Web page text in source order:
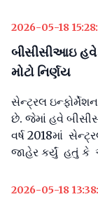
2026-05-18
બીસીસીઆઇ
મોટો નિર્ણય
સેન્ટ્રલ
છે. જેમાં હવે
વર્ષ 2018માં
જાહેર કર્યું હતું
2026-05-18